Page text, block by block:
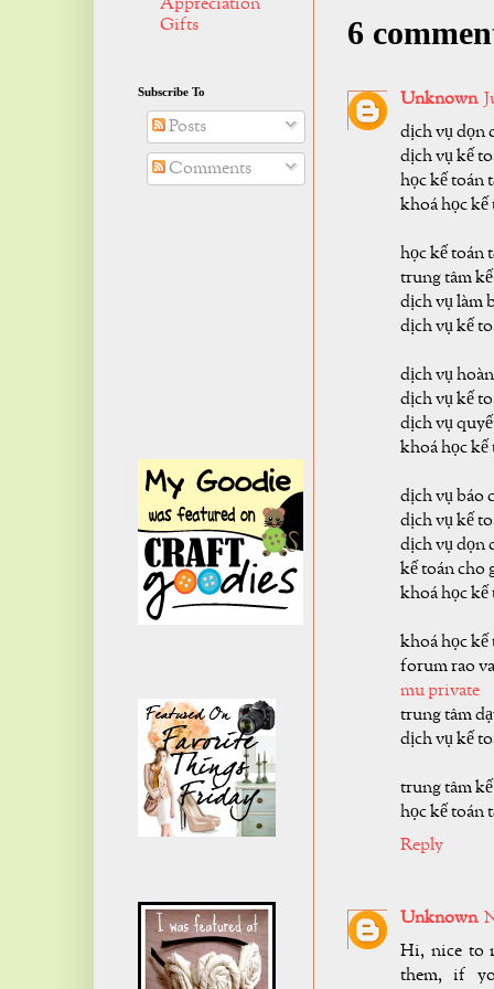
6
Unknown
dịch vụ dọn
dịch vụ kế
học kế toán
khoá học
học kế toán
trung tâm
dịch vụ làm
dịch vụ kế
dịch vụ
dịch vụ kế
dịch vụ
khoá học
dịch vụ báo
dịch vụ kế
dịch vụ dọn
kế toán cho
khoá học
khoá học kế
forum rao
mu private
trung tâm
dịch vụ kế
trung tâm
học kế toán
Reply
Unknown
Hi, nice to
them, if
Gifts
Subscribe To
Posts
Comments